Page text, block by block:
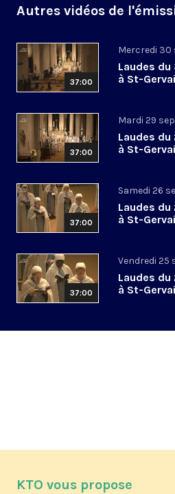
Autres vidéos de
37:00
Mercredi 30
Laudes
à St-
37:00
Mardi 29
Laudes
à St-
37:00
Samedi 26
Laudes
à St-
37:00
Vendredi 25
Laudes
à St-
KTO vous propose